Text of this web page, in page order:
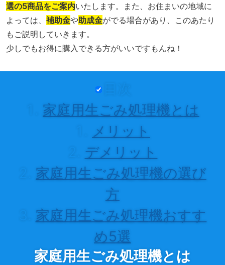
選の5商品をご案内いたします。また、お住まいの地域に
よっては、 補助金や助成金がでる場合があり、このあたり
もご説明していきます。
少しでもお得に購入できる方がいいですもんね！
家庭用生ごみ処理機とは
メリット
デメリット
家庭用生ごみ処理機の選び
方
家庭用生ごみ処理機おすす
め5選
家庭用生ごみ処理機とは